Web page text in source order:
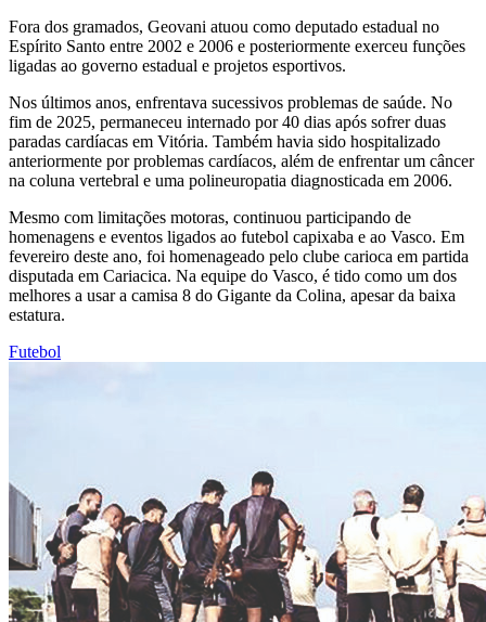
Fora dos gramados, Geovani atuou como deputado estadual no
Espírito Santo entre 2002 e 2006 e posteriormente exerceu funções
ligadas ao governo estadual e projetos esportivos.
Nos últimos anos, enfrentava sucessivos problemas de saúde. No
fim de 2025, permaneceu internado por 40 dias após sofrer duas
paradas cardíacas em Vitória. Também havia sido hospitalizado
anteriormente por problemas cardíacos, além de enfrentar um câncer
na coluna vertebral e uma polineuropatia diagnosticada em 2006.
Mesmo com limitações motoras, continuou participando de
homenagens e eventos ligados ao futebol capixaba e ao Vasco. Em
fevereiro deste ano, foi homenageado pelo clube carioca em partida
disputada em Cariacica. Na equipe do Vasco, é tido como um dos
melhores a usar a camisa 8 do Gigante da Colina, apesar da baixa
estatura.
Futebol